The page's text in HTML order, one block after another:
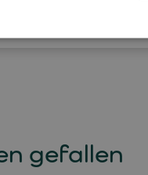
jedes Stücks
gefallen